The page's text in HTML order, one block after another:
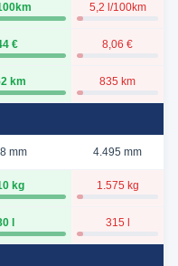
5,2 l/100km
€ 8,06 €
km 835 km
mm 4.495 mm
kg 1.575 kg
l 315 l